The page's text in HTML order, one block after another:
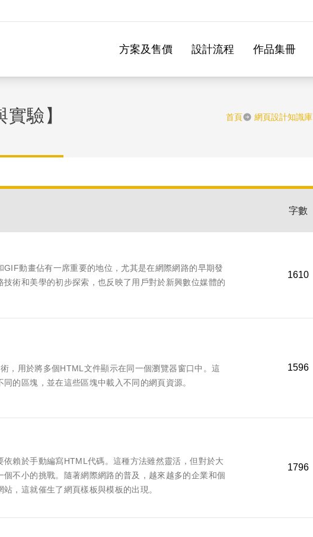
方案及售價 設計流程 作品集冊
驗】 首頁 網頁設計知識庫
字數
動畫佔有一席重要的地位，尤其是在網際網路的早期發
術和美學的初步探索，也反映了用戶對於新興數位媒體的
1610
，用於將多個HTML文件顯示在同一個瀏覽器窗口中。這
的區塊，並在這些區塊中載入不同的網頁資源。
1596
賴於手動編寫HTML代碼。這種方法雖然靈活，但對於大
不小的挑戰。隨著網際網路的普及，越來越多的企業和個
，這就催生了網頁樣板與模板的出現。
1796